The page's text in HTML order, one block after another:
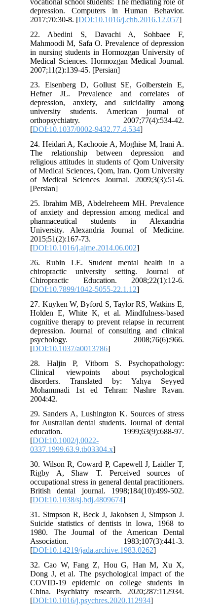
vocational school students: The mediating role of
depression. Computers in Human Behavior.
2017;70:30-8. [DOI:10.1016/j.chb.2016.12.057
22. Abedini S, Davachi A, Sohbaee F,
Mahmoodi M, Safa O. Prevalence of depression
in nursing students in Hormozgan University of
Medical Sciences. Hormozgan Medical Journal.
2007;11(2):139-45. [Persian]
23. Eisenberg D, Gollust SE, Golberstein E,
Hefner JL. Prevalence and correlates of
depression, anxiety, and suicidality among
university students. American journal of
orthopsychiatry. 2007;77(4):534-42.
[DOI:10.1037/0002-9432.77.4.534
24. Heidari A, Kachooie A, Moghise M, Irani A.
The relationship between depression and
religious attitudes in students of Qom University
of Medical Sciences, Qom, Iran. Qom University
of Medical Sciences Journal. 2009;3(3):51-6.
[Persian]
25. Ibrahim MB, Abdelreheem MH. Prevalence
of anxiety and depression among medical and
pharmaceutical students in Alexandria
University. Alexandria Journal of Medicine.
2015;51(2):167-73.
[DOI:10.1016/j.ajme.2014.06.002
26. Rubin LE. Student mental health in a
chiropractic university setting. Journal of
Chiropractic Education. 2008;22(1):12-6.
[DOI:10.7899/1042-5055-22.1.12
27. Kuyken W, Byford S, Taylor RS, Watkins E,
Holden E, White K, et al. Mindfulness-based
cognitive therapy to prevent relapse in recurrent
depression. Journal of consulting and clinical
psychology. 2008;76(6):966.
[DOI:10.1037/a0013786
28. Haljin P, Vitborn S. Psychopathology:
Clinical viewpoints about psychological
disorders. Translated by: Yahya Seyyed
Mohammadi 1st ed Tehran: Nashre Ravan.
2004:42.
29. Sanders A, Lushington K. Sources of stress
for Australian dental students. Journal of dental
education. 1999;63(9):688-97.
[DOI:10.1002/j.0022-
0337.1999.63.9.tb03304.x
30. Wilson R, Coward P, Capewell J, Laidler T,
Rigby A, Shaw T. Perceived sources of
occupational stress in general dental practitioners.
British dental journal. 1998;184(10):499-502.
[DOI:10.1038/sj.bdj.4809674
31. Simpson R, Beck J, Jakobsen J, Simpson J.
Suicide statistics of dentists in Iowa, 1968 to
1980. The Journal of the American Dental
Association. 1983;107(3):441-3.
[DOI:10.14219/jada.archive.1983.0262
32. Cao W, Fang Z, Hou G, Han M, Xu X,
Dong J, et al. The psychological impact of the
COVID-19 epidemic on college students in
China. Psychiatry research. 2020;287:112934.
[DOI:10.1016/j.psychres.2020.112934